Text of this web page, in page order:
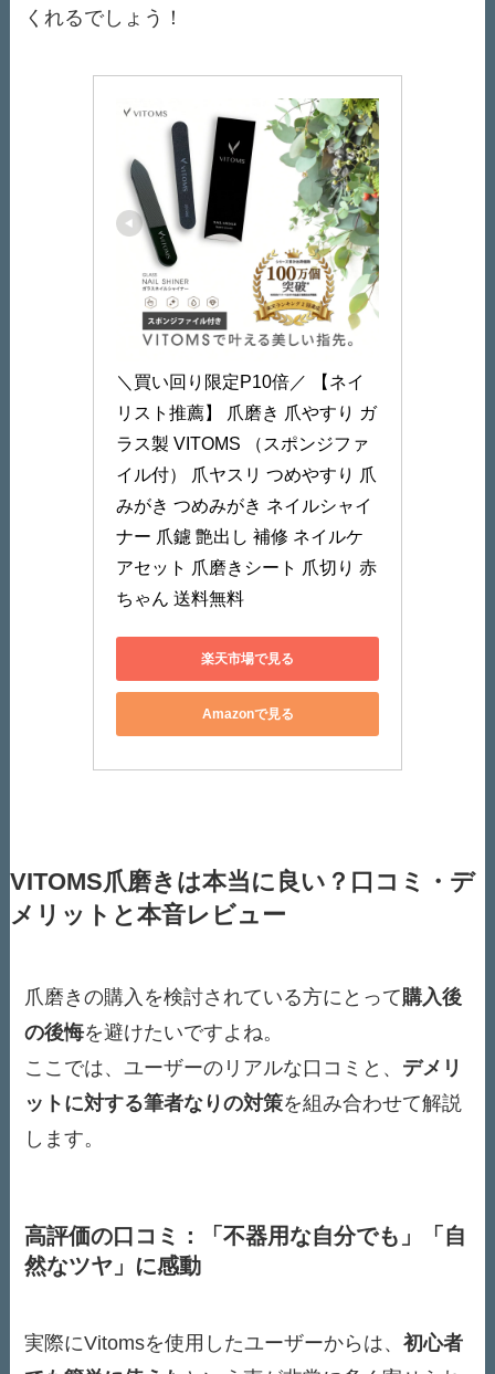
くれるでしょう！
＼買い回り限定P10倍／ 【ネイ
リスト推薦】 爪磨き 爪やすり ガ
ラス製 VITOMS （スポンジファ
イル付） 爪ヤスリ つめやすり 爪
みがき つめみがき ネイルシャイ
ナー 爪鑢 艶出し 補修 ネイルケ
アセット 爪磨きシート 爪切り 赤
ちゃん 送料無料
楽天市場で見る
Amazonで見る
VITOMS爪磨きは本当に良い？口コミ・デ
メリットと本音レビュー
爪磨きの購入を検討されている方にとって購入後
の後悔を避けたいですよね。
ここでは、ユーザーのリアルな口コミと、 デメリ
ットに対する筆者なりの対策を組み合わせて解説
します。
高評価の口コミ：「不器用な自分でも」「自
然なツヤ」に感動
実際にVitomsを使用したユーザーからは、初心者